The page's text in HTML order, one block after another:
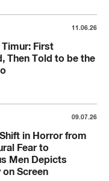
11.06.26
First
Then Told to be the
09.07.26
in Horror from
Fear to
Men Depicts
Screen